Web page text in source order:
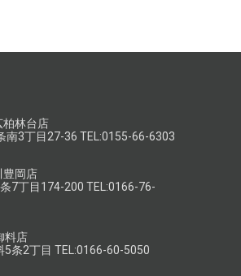
林台店
南3丁目27-36 TEL:0155-66-6303
岡店
7丁目174-200 TEL:0166-76-
料店
5条2丁目 TEL:0166-60-5050